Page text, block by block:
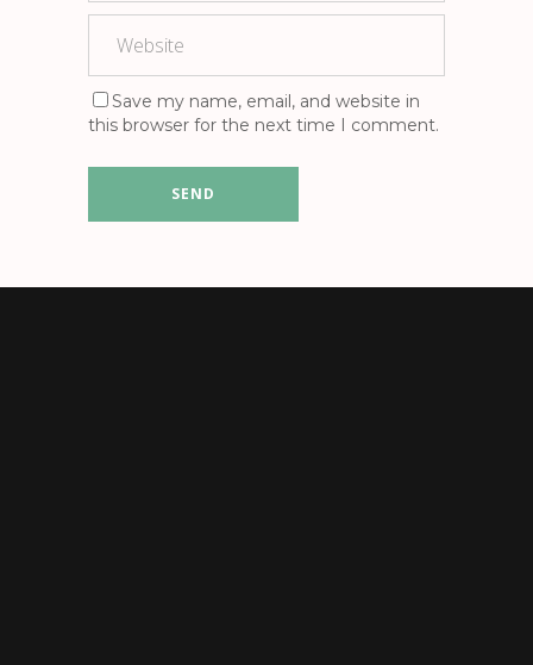
Save my name, email, and website in
this browser for the next time I comment.